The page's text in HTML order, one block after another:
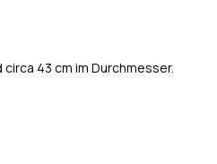
43 cm im Durchmesser.